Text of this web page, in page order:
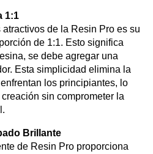
1:1
de la Resin Pro es su
de 1:1. Esto significa
se debe agregar una
Esta simplicidad elimina la
los principiantes, lo
sin comprometer la
Brillante
de Resin Pro proporciona